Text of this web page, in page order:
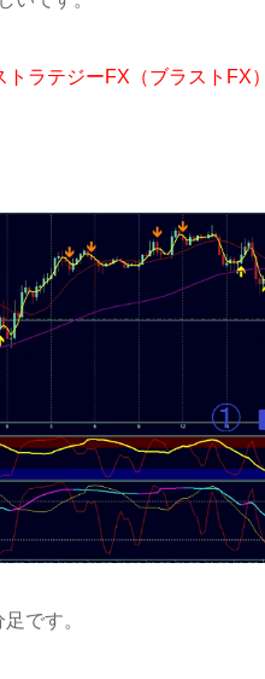
トラテジーFX（ブラストFX
です。